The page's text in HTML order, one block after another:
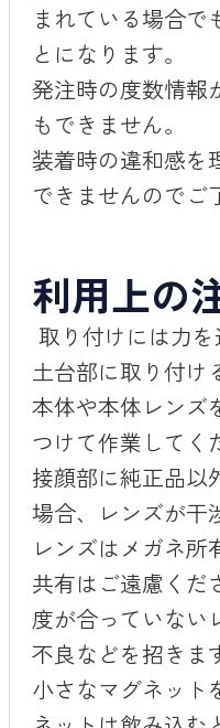
まれている場合で
とになります。
発注時の度数情報
もできません。
装着時の違和感を
できませんのでご
利用上の
取り付けには力を
土台部に取り付け
本体や本体レンズ
つけて作業してく
接顔部に純正品以
場合、レンズが干
レンズはメガネ所
共有はご遠慮くだ
度が合っていない
不良などを招きま
小さなマグネット